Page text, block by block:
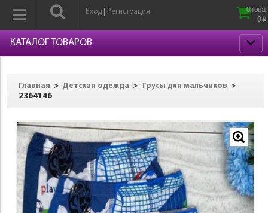
Вход Регистрация
0
0 p
КАТАЛОГ ТОВАРОВ
Главная > Детская одежда > Трусы для мальчиков
>
2364146